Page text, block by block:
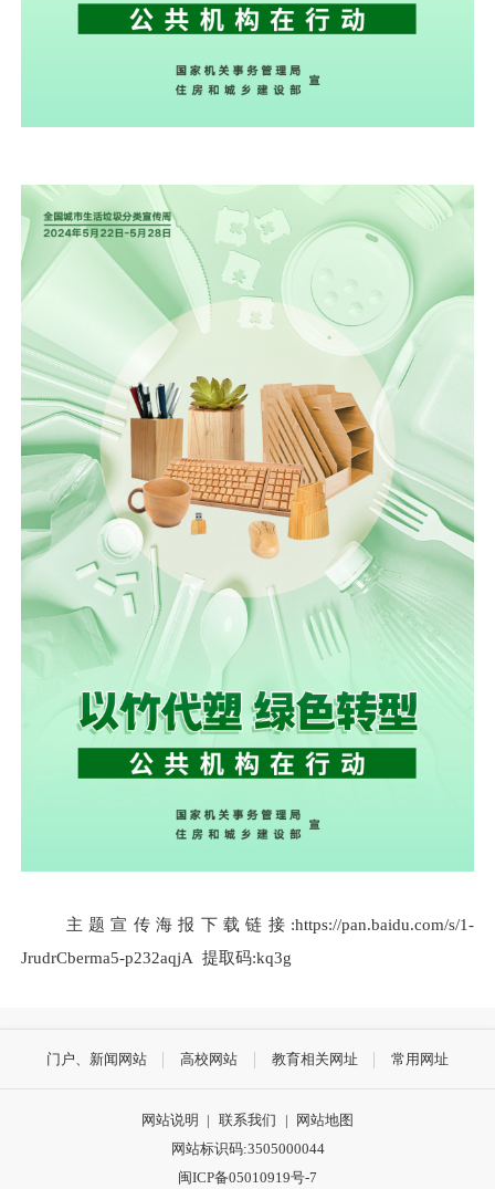
主题宣传海报下载链接:https://pan.baidu.com/s/1-
JrudrCberma5-p232aqjA 提取码:kq3g
门户、新闻网站 高校网站 教育相关网址 常用网址
网站说明 | 联系我们 |
网站地图
网站标识码:3505000044
闽ICP备05010919号-7